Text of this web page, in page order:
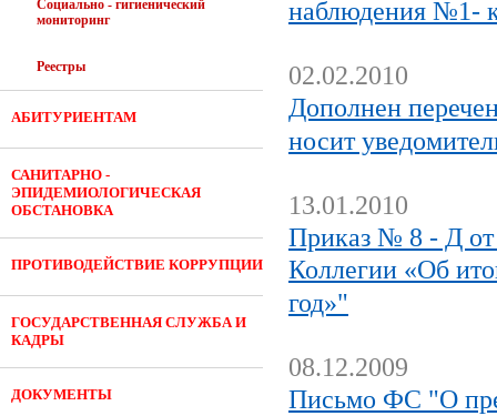
Социально - гигиенический
мониторинг
Реестры
АБИТУРИЕНТАМ
САНИТАРНО -
ЭПИДЕМИОЛОГИЧЕСКАЯ
ОБСТАНОВКА
ПРОТИВОДЕЙСТВИЕ КОРРУПЦИИ
ГОСУДАРСТВЕННАЯ СЛУЖБА И
КАДРЫ
ДОКУМЕНТЫ
наблюдения №1-
02.02.2010
Дополнен
носит
13.01.2010
Приказ № 8 - Д от
Коллегии «Об
год»"
08.12.2009
Письмо ФС "О